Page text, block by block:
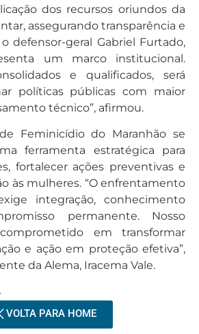
dos recursos oriundos da
assegurando transparência e
defensor-geral Gabriel Furtado,
um marco institucional.
e qualificados, será
políticas públicas com maior
técnico”, afirmou.
Feminicídio do Maranhão se
ferramenta estratégica para
fortalecer ações preventivas e
às mulheres. “O enfrentamento
integração, conhecimento
permanente. Nosso
em transformar
e ação em proteção efetiva”,
da Alema, Iracema Vale.
VOLTA PARA HOME